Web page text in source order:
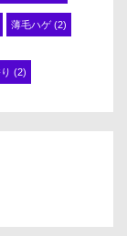
薄毛ハゲ(2)
(2)